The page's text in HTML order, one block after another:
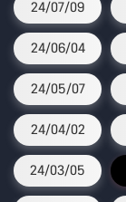
24/07/09
24/06/04
24/05/07
24/04/02
24/03/05